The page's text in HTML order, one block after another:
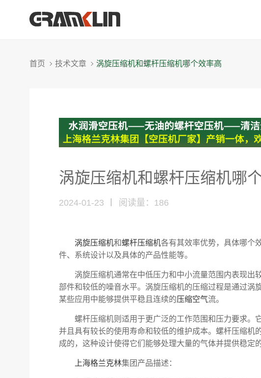
首页 技术文章 涡旋压缩机和螺杆压缩机哪个效率高
涡旋压缩机和螺杆压缩机哪
2024-01-23 阅读量： 186
涡旋压缩机和螺杆压缩机各有其效率优势，具体哪个
件、系统设计以及具体的产品性能等。
涡旋压缩机通常在中低压力和中小流量范围内表现出
部件和较低的噪音水平。涡旋压缩机的压缩过程是通过涡
某些应用中能够提供平稳且连续的压缩空气流。
螺杆压缩机则适用于更广泛的工作范围和压力要求。它
并且具有较长的使用寿命和较低的维护成本。螺杆压缩机
成的，这种设计使得它们能够处理大量的气体并提供稳定
上海格兰克林集团产品描述：